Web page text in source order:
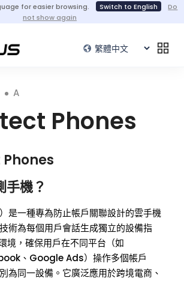
for easier browsing. Switch to English
Do
not show again
A
Phones
手機？
是一種專為防止帳戶關聯設計的雲手機
術為每個用戶會話生成獨立的設備指
境，確保用戶在不同平台（如
、Google Ads）操作多個帳戶
為同一設備。它廣泛應用於跨境電商、